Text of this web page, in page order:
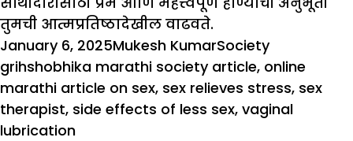
तुमची आत्मप्रतिष्ठादेखील वाढवते.
Posted
on
January 6, 2025Author
Mukesh KumarCategories
SocietyTags
grihshobhika marathi society article, online
marathi article on sex, sex relieves stress, sex
therapist, side effects of less sex, vaginal
lubrication